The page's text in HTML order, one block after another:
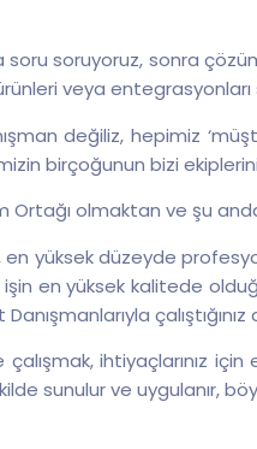
soru soruyoruz, sonra
veya
değiliz, hepimiz
birçoğunun bizi
olmaktan ve şu
yüksek düzeyde
işin en yüksek kalitede
çalıştığınız
çalışmak, ihtiyaçlarınız
sunulur ve uygulanır,